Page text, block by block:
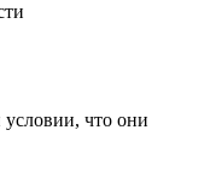
что они